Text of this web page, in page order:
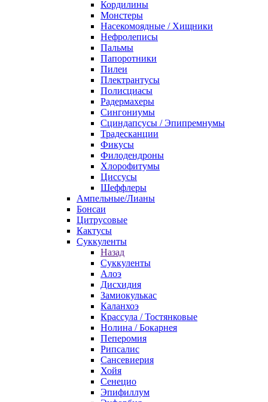
Кордилины
Монстеры
Насекомоядные / Хищники
Нефролеписы
Пальмы
Папоротники
Пилеи
Плектрантусы
Полисциасы
Радермахеры
Сингониумы
Сциндапсусы / Эпипремнумы
Традесканции
Фикусы
Филодендроны
Хлорофитумы
Циссусы
Шеффлеры
Ампельные/Лианы
Бонсаи
Цитрусовые
Кактусы
Суккуленты
Назад
Суккуленты
Алоэ
Дисхидия
Замиокулькас
Каланхоэ
Крассула / Тостянковые
Нолина / Бокарнея
Пеперомия
Рипсалис
Сансевиерия
Хойя
Сенецио
Эпифиллум